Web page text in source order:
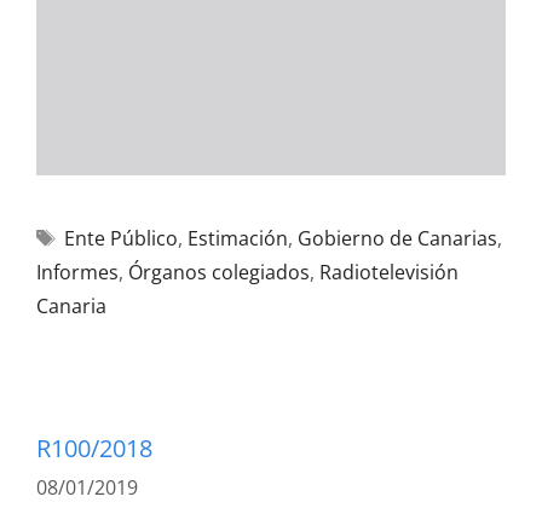
Ente Público, Estimación, Gobierno de Canarias,
Informes, Órganos colegiados, Radiotelevisión
Canaria
R100/2018
08/01/2019